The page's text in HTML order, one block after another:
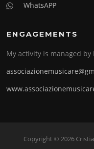
WhatsAPP
ENGAGEMENTS
My activity is managed by
Copyright © 2026